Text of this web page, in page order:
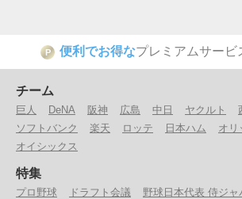
P 便利でお得なプレミアムサービ
チーム
巨人 DeNA 阪神 広島 中日 ヤクルト
ソフトバンク
楽天 ロッテ 日本ハム オリ
オイシックス
特集
プロ野球 ドラフト会議 野球日本代表 侍ジャ